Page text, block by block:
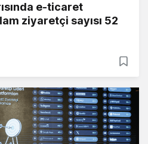
e-ticaret
ziyaretçi sayısı 52